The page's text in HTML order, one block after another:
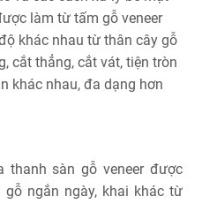
làm từ tấm gỗ veneer
khác nhau từ thân cây gỗ
cắt thẳng, cắt vát, tiện tròn
khác nhau, đa dạng hơn
thanh sàn gỗ veneer được
ngắn ngày, khai khác từ